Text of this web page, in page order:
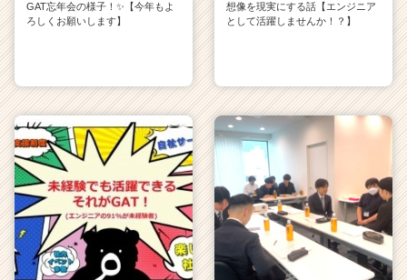
GAT忘年会の様子！✨【今年もよ
ろしくお願いします】
想像を現実にする話【エンジニア
として活躍しませんか！？】